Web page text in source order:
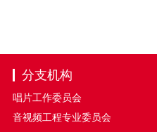
分支机构
唱片工作委员会
音视频工程专业委员会